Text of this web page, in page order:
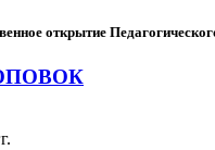
открытие